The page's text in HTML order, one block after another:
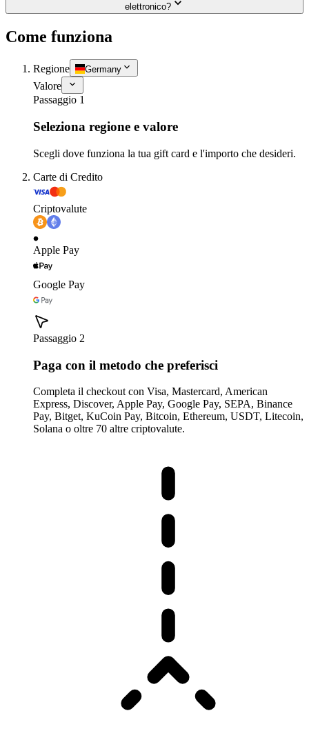
elettronico?
Come funziona
Regione Germany
Valore
Passaggio 1
Seleziona regione e valore
Scegli dove funziona la tua gift card e l'importo che desideri.
Carte di Credito
Criptovalute
Apple Pay
Google Pay
Passaggio 2
Paga con il metodo che preferisci
Completa il checkout con Visa, Mastercard, American
Express, Discover, Apple Pay, Google Pay, SEPA, Binance
Pay, Bitget, KuCoin Pay, Bitcoin, Ethereum, USDT, Litecoin,
Solana o oltre 70 altre criptovalute.